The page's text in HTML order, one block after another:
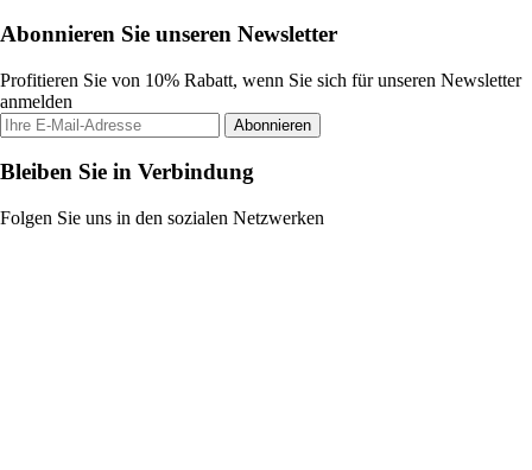
Abonnieren Sie unseren Newsletter
Profitieren Sie von 10% Rabatt, wenn Sie sich für unseren Newsletter
anmelden
Abonnieren
Bleiben Sie in Verbindung
Folgen Sie uns in den sozialen Netzwerken